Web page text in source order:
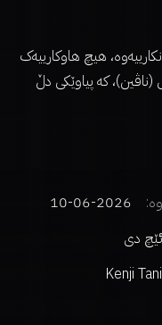
هیچ هاوکارییەک
(ناڤین)، کە پیاوێکی دڵ
2026-06-10
دی
Kenji